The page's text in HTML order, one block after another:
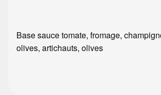
Base sauce tomate, fromage,
olives, artichauts, olives